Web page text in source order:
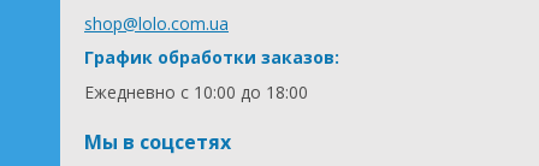
shop@lolo.com.ua
График обработки заказов:
Ежедневно с 10:00 до 18:00
Мы в соцсетях